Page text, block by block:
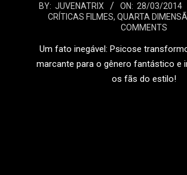
2014-
BY: JUVENATRIX ON: 28/03/2014
CRÍTICAS FILMES, QUARTA
COMMENTS
Um fato inegável: Psicose
marcante para o gênero fantástico e
os fãs do estilo!